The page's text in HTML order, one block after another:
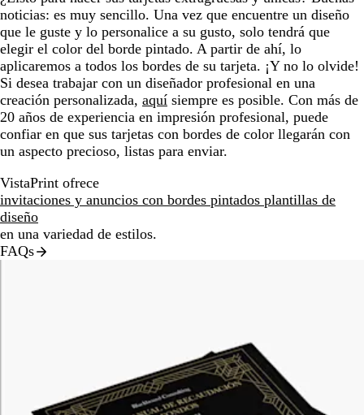
noticias: es muy sencillo. Una vez que encuentre un diseño
que le guste y lo personalice a su gusto, solo tendrá que
elegir el color del borde pintado. A partir de ahí, lo
aplicaremos a todos los bordes de su tarjeta. ¡Y no lo olvide!
Si desea trabajar con un diseñador profesional en una
creación personalizada, aquí siempre es posible. Con más de
20 años de experiencia en impresión profesional, puede
confiar en que sus tarjetas con bordes de color llegarán con
un aspecto precioso, listas para enviar.
VistaPrint ofrece
invitaciones y anuncios con bordes pintados plantillas de
diseño
en una variedad de estilos.
FAQs